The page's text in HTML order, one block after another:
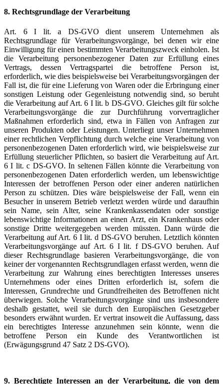
8. Rechtsgrundlage der Verarbeitung
Art. 6 I lit. a DS-GVO dient unserem Unternehmen als
Rechtsgrundlage für Verarbeitungsvorgänge, bei denen wir eine
Einwilligung für einen bestimmten Verarbeitungszweck einholen. Ist
die Verarbeitung personenbezogener Daten zur Erfüllung eines
Vertrags, dessen Vertragspartei die betroffene Person ist,
erforderlich, wie dies beispielsweise bei Verarbeitungsvorgängen der
Fall ist, die für eine Lieferung von Waren oder die Erbringung einer
sonstigen Leistung oder Gegenleistung notwendig sind, so beruht
die Verarbeitung auf Art. 6 I lit. b DS-GVO. Gleiches gilt für solche
Verarbeitungsvorgänge die zur Durchführung vorvertraglicher
Maßnahmen erforderlich sind, etwa in Fällen von Anfragen zur
unseren Produkten oder Leistungen. Unterliegt unser Unternehmen
einer rechtlichen Verpflichtung durch welche eine Verarbeitung von
personenbezogenen Daten erforderlich wird, wie beispielsweise zur
Erfüllung steuerlicher Pflichten, so basiert die Verarbeitung auf Art.
6 I lit. c DS-GVO. In seltenen Fällen könnte die Verarbeitung von
personenbezogenen Daten erforderlich werden, um lebenswichtige
Interessen der betroffenen Person oder einer anderen natürlichen
Person zu schützen. Dies wäre beispielsweise der Fall, wenn ein
Besucher in unserem Betrieb verletzt werden würde und daraufhin
sein Name, sein Alter, seine Krankenkassendaten oder sonstige
lebenswichtige Informationen an einen Arzt, ein Krankenhaus oder
sonstige Dritte weitergegeben werden müssten. Dann würde die
Verarbeitung auf Art. 6 I lit. d DS-GVO beruhen. Letztlich könnten
Verarbeitungsvorgänge auf Art. 6 I lit. f DS-GVO beruhen. Auf
dieser Rechtsgrundlage basieren Verarbeitungsvorgänge, die von
keiner der vorgenannten Rechtsgrundlagen erfasst werden, wenn die
Verarbeitung zur Wahrung eines berechtigten Interesses unseres
Unternehmens oder eines Dritten erforderlich ist, sofern die
Interessen, Grundrechte und Grundfreiheiten des Betroffenen nicht
überwiegen. Solche Verarbeitungsvorgänge sind uns insbesondere
deshalb gestattet, weil sie durch den Europäischen Gesetzgeber
besonders erwähnt wurden. Er vertrat insoweit die Auffassung, dass
ein berechtigtes Interesse anzunehmen sein könnte, wenn die
betroffene Person ein Kunde des Verantwortlichen ist
(Erwägungsgrund 47 Satz 2 DS-GVO).
9. Berechtigte Interessen an der Verarbeitung, die von dem